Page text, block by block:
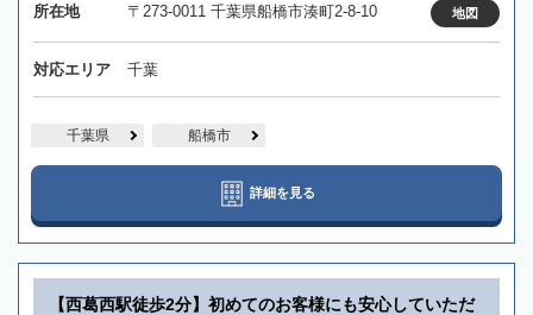
所在地 〒273-0011 千葉県船橋市湊町2-8-10 地図
対応エリア 千葉
千葉県 船橋市
詳細を見る
【西葛西駅徒歩2分】初めてのお客様にも安心していただ